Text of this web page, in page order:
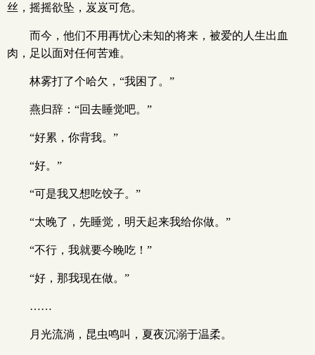
丝，摇摇欲坠，岌岌可危。
而今，他们不用再忧心未知的将来，被爱的人生出血
肉，足以面对任何苦难。
林雾打了个哈欠，“我困了。”
燕归辞：“回去睡觉吧。”
“好累，你背我。”
“好。”
“可是我又想吃饺子。”
“太晚了，先睡觉，明天起来我给你做。”
“不行，我就要今晚吃！”
“好，那我现在做。”
……
月光流淌，昆虫鸣叫，夏夜沉溺于温柔。